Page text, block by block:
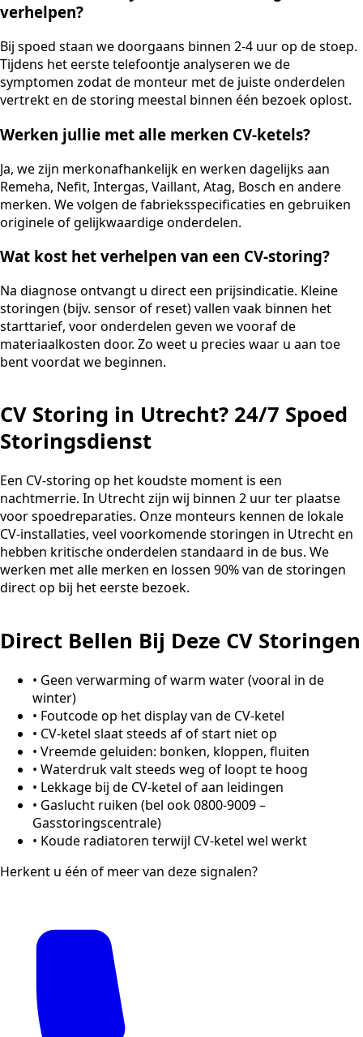
verhelpen?
Bij spoed staan we doorgaans binnen 2-4 uur op de stoep.
Tijdens het eerste telefoontje analyseren we de
symptomen zodat de monteur met de juiste onderdelen
vertrekt en de storing meestal binnen één bezoek oplost.
Werken jullie met alle merken CV-ketels?
Ja, we zijn merkonafhankelijk en werken dagelijks aan
Remeha, Nefit, Intergas, Vaillant, Atag, Bosch en andere
merken. We volgen de fabrieksspecificaties en gebruiken
originele of gelijkwaardige onderdelen.
Wat kost het verhelpen van een CV-storing?
Na diagnose ontvangt u direct een prijsindicatie. Kleine
storingen (bijv. sensor of reset) vallen vaak binnen het
starttarief, voor onderdelen geven we vooraf de
materiaalkosten door. Zo weet u precies waar u aan toe
bent voordat we beginnen.
CV Storing in Utrecht? 24/7 Spoed
Storingsdienst
Een CV-storing op het koudste moment is een
nachtmerrie. In Utrecht zijn wij binnen 2 uur ter plaatse
voor spoedreparaties. Onze monteurs kennen de lokale
CV-installaties, veel voorkomende storingen in Utrecht en
hebben kritische onderdelen standaard in de bus. We
werken met alle merken en lossen 90% van de storingen
direct op bij het eerste bezoek.
Direct Bellen Bij Deze CV Storingen
• Geen verwarming of warm water (vooral in de
winter)
• Foutcode op het display van de CV-ketel
• CV-ketel slaat steeds af of start niet op
• Vreemde geluiden: bonken, kloppen, fluiten
• Waterdruk valt steeds weg of loopt te hoog
• Lekkage bij de CV-ketel of aan leidingen
• Gaslucht ruiken (bel ook 0800-9009 –
Gasstoringscentrale)
• Koude radiatoren terwijl CV-ketel wel werkt
Herkent u één of meer van deze signalen?